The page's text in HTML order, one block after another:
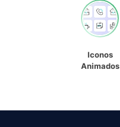
Iconos
Animados